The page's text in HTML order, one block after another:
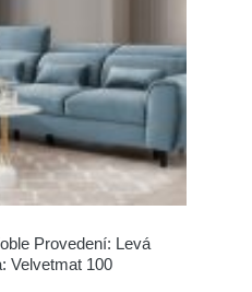
Provedení: Levá
Velvetmat 100